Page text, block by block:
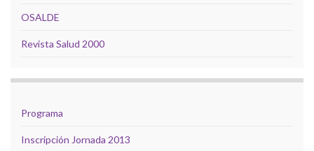
OSALDE
Revista Salud 2000
Programa
Inscripción Jornada 2013